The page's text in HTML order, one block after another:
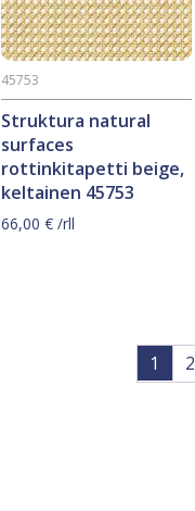
Struktura natural
surfaces
rottinkitapetti beige,
keltainen 45753
45753
66,00€ /rll
1 2